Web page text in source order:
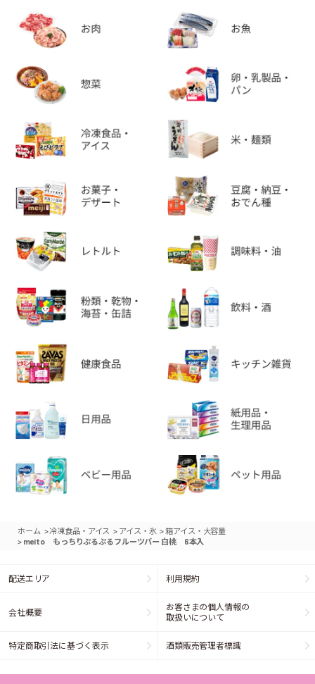
ホーム >冷凍食品・アイス > アイス・氷 >箱アイス・大容量
> meito もっちりぷるぷるフルーツバー 白桃 6本入
配送エリア 利用規約
会社概要
お客さまの個人情報の
取扱いについて
特定商取引法に基づく表示 酒類販売管理者標識